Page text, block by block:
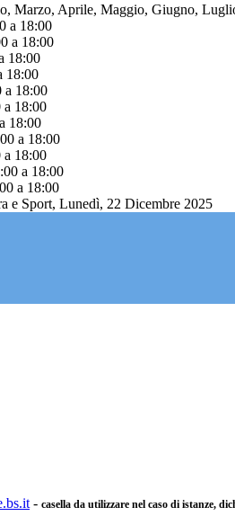
Marzo, Aprile, Maggio, Giugno,
a 18:00
a 18:00
18:00
18:00
a 18:00
a 18:00
a 18:00
a 18:00
a 18:00
a 18:00
a 18:00
e Sport, Lunedì, 22 Dicembre 2025
- casella da utilizzare nel caso di istanze,